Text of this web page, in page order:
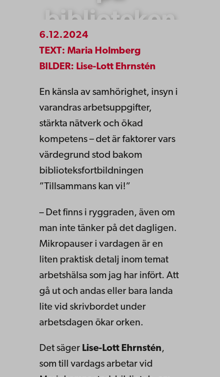
biblioteken
6.12.2024
TEXT: Maria Holmberg
BILDER: Lise-Lott Ehrnstén
En känsla av samhörighet, insyn i
varandras arbetsuppgifter,
stärkta nätverk och ökad
kompetens – det är faktorer vars
värdegrund stod bakom
biblioteksfortbildningen
”Tillsammans kan vi!”
– Det finns i ryggraden, även om
man inte tänker på det dagligen.
Mikropauser i vardagen är en
liten praktisk detalj inom temat
arbetshälsa som jag har infört. Att
gå ut och andas eller bara landa
lite vid skrivbordet under
arbetsdagen ökar orken.
Det säger Lise-Lott Ehrnstén,
som till vardags arbetar vid